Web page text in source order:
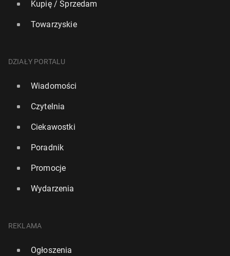
Kupię / Sprzedam
Towarzyskie
DZIAŁY PORTALU
Wiadomości
Czytelnia
Ciekawostki
Poradnik
Promocje
Wydarzenia
REKLAMA
Ogłoszenia